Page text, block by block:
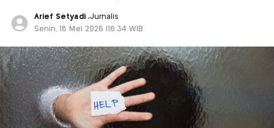
Arief Setyadi ,Jurnalis
Senin, 18 Mei 2026 |16:34 WIB